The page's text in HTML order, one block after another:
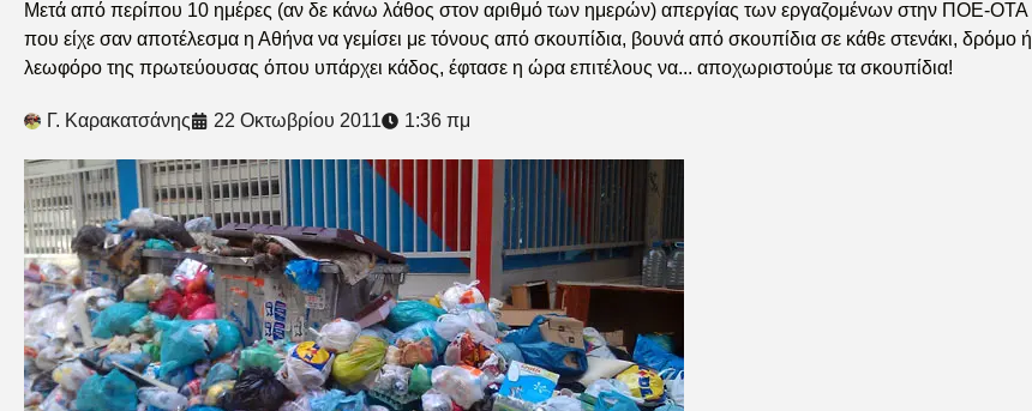
Μετά από περίπου 10 ημέρες (αν δε κάνω λάθος στον αριθμό των ημερών) απεργίας των εργαζομένων στην ΠΟΕ-ΟΤΑ
που είχε σαν αποτέλεσμα η Αθήνα να γεμίσει με τόνους από σκουπίδια, βουνά από σκουπίδια σε κάθε στενάκι, δρόμο ή
λεωφόρο της πρωτεύουσας όπου υπάρχει κάδος, έφτασε η ώρα επιτέλους να... αποχωριστούμε τα σκουπίδια!
Γ. Καρακατσάνης 22 Οκτωβρίου 2011 1:36 πμ